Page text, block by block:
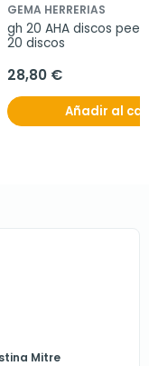
GEMA HERRERIAS
gh 20 AHA discos
20 discos
28,80 €
Añadir al
Mitre